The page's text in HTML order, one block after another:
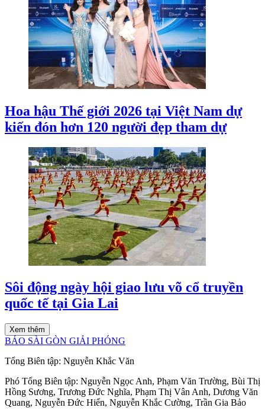
Hoa hậu Thế giới 2026 tại Việt Nam dự
kiến đón hơn 120 người đẹp tham dự
Sôi động ngày hội giao lưu võ cổ truyền
quốc tế tại Gia Lai
Xem thêm
BÁO SÀI GÒN GIẢI PHÓNG
Tổng Biên tập: Nguyễn Khắc Văn
Phó Tổng Biên tập: Nguyễn Ngọc Anh, Phạm Văn Trường, Bùi Thị
Hồng Sương, Trương Đức Nghĩa, Phạm Thị Vân Anh, Dương Văn
Quang, Nguyễn Đức Hiển, Nguyễn Khắc Cường, Trần Gia Bảo